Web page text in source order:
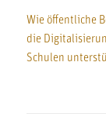
Wie öffentliche
die
Schulen